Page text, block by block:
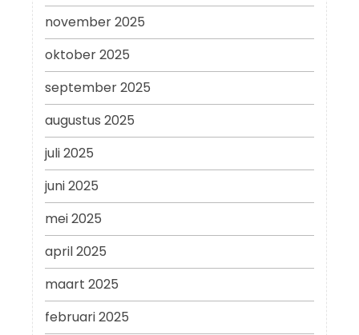
november 2025
oktober 2025
september 2025
augustus 2025
juli 2025
juni 2025
mei 2025
april 2025
maart 2025
februari 2025